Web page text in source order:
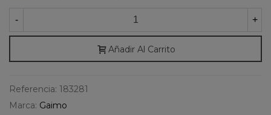
- +
Añadir Al Carrito
Referencia: 183281
Marca: Gaimo